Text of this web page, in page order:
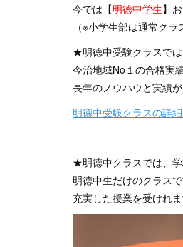
今では【明徳中学生】
（※小学生部は通常ク
★明徳中受験クラスでは
今治地域No１の合格実
長年のノウハウと実績
明徳中受験クラスの詳細
★明徳中クラスでは、学
明徳中生だけのクラス
充実した授業を受けれま